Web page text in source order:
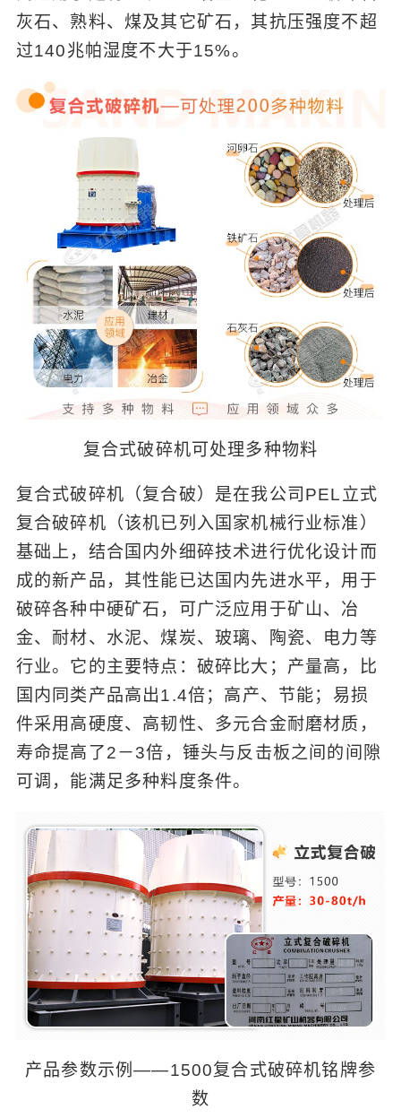
灰石、熟料、煤及其它矿石，其抗压强度不超
过140兆帕湿度不大于15%。
复合式破碎机可处理多种物料
复合式破碎机（复合破）是在我公司PEL立式
复合破碎机（该机已列入国家机械行业标准）
基础上，结合国内外细碎技术进行优化设计而
成的新产品，其性能已达国内先进水平，用于
破碎各种中硬矿石，可广泛应用于矿山、冶
金、耐材、水泥、煤炭、玻璃、陶瓷、电力等
行业。它的主要特点：破碎比大；产量高，比
国内同类产品高出1.4倍；高产、节能；易损
件采用高硬度、高韧性、多元合金耐磨材质，
寿命提高了2－3倍，锤头与反击板之间的间隙
可调，能满足多种料度条件。
产品参数示例——1500复合式破碎机铭牌参
数